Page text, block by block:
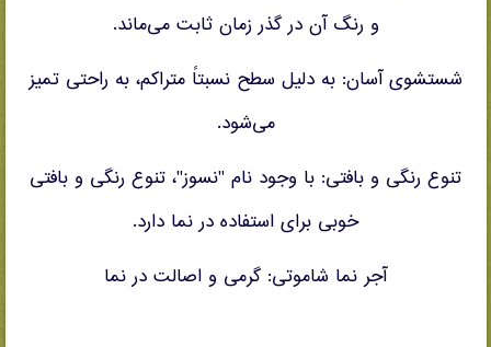
و رنگ آن در گذر زمان ثابت می‌ماند.
شستشوی آسان: به دلیل سطح نسبتاً متراکم، به راحتی تمیز
می‌شود.
تنوع رنگی و بافتی: با وجود نام "نسوز"، تنوع رنگی و بافتی
خوبی برای استفاده در نما دارد.
آجر نما شاموتی: گرمی و اصالت در نما